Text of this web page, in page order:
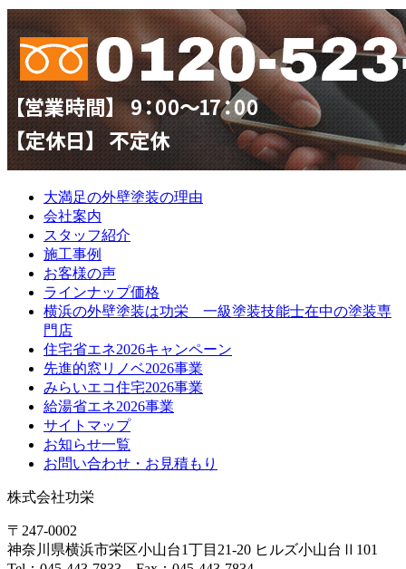
大満足の外壁塗装の理由
会社案内
スタッフ紹介
施工事例
お客様の声
ラインナップ価格
横浜の外壁塗装は功栄 一級塗装技能士在中の塗装専
門店
住宅省エネ2026キャンペーン
先進的窓リノベ2026事業
みらいエコ住宅2026事業
給湯省エネ2026事業
サイトマップ
お知らせ一覧
お問い合わせ・お見積もり
株式会社功栄
〒247-0002
神奈川県横浜市栄区小山台1丁目21-20 ヒルズ小山台Ⅱ101